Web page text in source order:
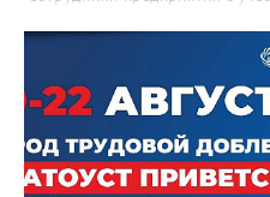
отметили и недочёты.
несвоевременно приняли
“перемерзания” общей
многоквартирного дома,
ресурсоснабжающей
— сообщила начальник
Настенко. В следующий раз,
Госжилинспекции, службы